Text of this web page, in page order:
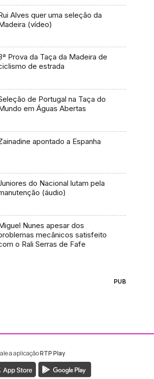
Alves quer uma seleção da
(vídeo)
Prova da Taça da Madeira de
de estrada
de Portugal na Taça do
em Águas Abertas
apontado a Espanha
do Nacional lutam pela
(áudio)
Nunes apesar dos
mecânicos satisfeito
o Rali Serras de Fafe
PUB
Madeira
Madeira
a aplicaçãoRTP Play